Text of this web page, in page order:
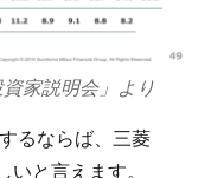
家説明会」より
るならば、三菱
と言えます。